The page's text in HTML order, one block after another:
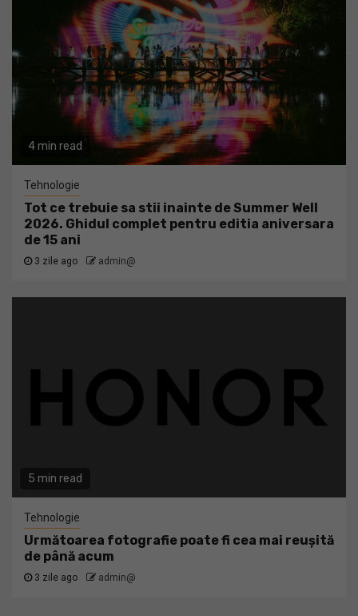
4 min read
Tehnologie
Tot ce trebuie sa stii inainte de Summer Well
2026. Ghidul complet pentru editia aniversara
de 15 ani
3 zile ago admin@
5 min read
Tehnologie
Următoarea fotografie poate fi cea mai reușită
de până acum
3 zile ago admin@